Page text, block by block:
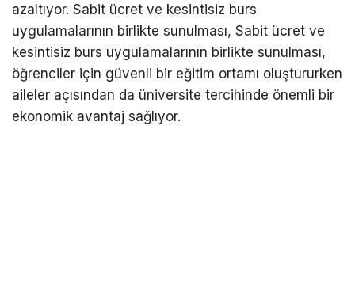
azaltıyor. Sabit ücret ve kesintisiz burs
uygulamalarının birlikte sunulması, Sabit ücret ve
kesintisiz burs uygulamalarının birlikte sunulması,
öğrenciler için güvenli bir eğitim ortamı oluştururken
aileler açısından da üniversite tercihinde önemli bir
ekonomik avantaj sağlıyor.